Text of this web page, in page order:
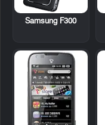
Samsung F300